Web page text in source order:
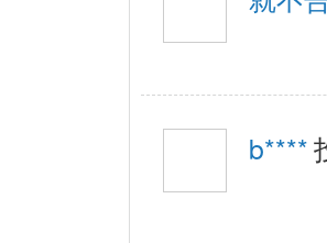
b****